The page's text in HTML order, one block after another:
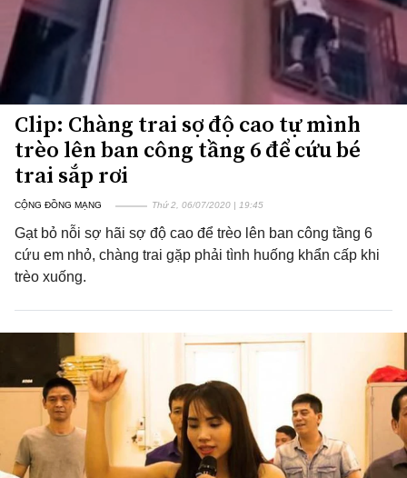
Clip: Chàng trai sợ độ cao tự mình
trèo lên ban công tầng 6 để cứu bé
trai sắp rơi
CỘNG ĐỒNG MẠNG Thứ 2, 06/07/2020 | 19:45
Gạt bỏ nỗi sợ hãi sợ độ cao để trèo lên ban công tầng 6
cứu em nhỏ, chàng trai gặp phải tình huống khẩn cấp khi
trèo xuống.